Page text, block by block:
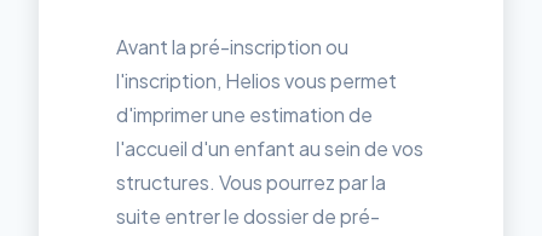
Avant la pré-inscription ou
l'inscription, Helios vous permet
d'imprimer une estimation de
l'accueil d'un enfant au sein de vos
structures. Vous pourrez par la
suite entrer le dossier de pré-